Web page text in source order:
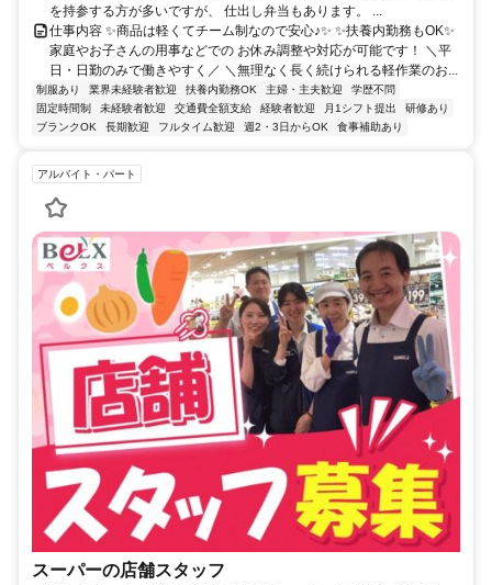
を持参する方が多いですが、 仕出し弁当もあります。 ...
仕事内容 ✨商品は軽くてチーム制なので安心♪✨ ✨扶養内勤務もOK✨
家庭やお子さんの用事などでの お休み調整や対応が可能です！ ＼平
日・日勤のみで働きやすく／ ＼無理なく長く続けられる軽作業のお...
制服あり 業界未経験者歓迎 扶養内勤務OK 主婦・主夫歓迎
学歴不問
固定時間制
未経験者歓迎 交通費全額支給 経験者歓迎 月1シフト提出
研修あり
ブランクOK
長期歓迎 フルタイム歓迎 週2・3日からOK 食事補助あり
アルバイト・パート
スーパーの店舗スタッフ